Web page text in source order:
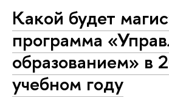
Какой будет
программа
образованием» в
учебном году